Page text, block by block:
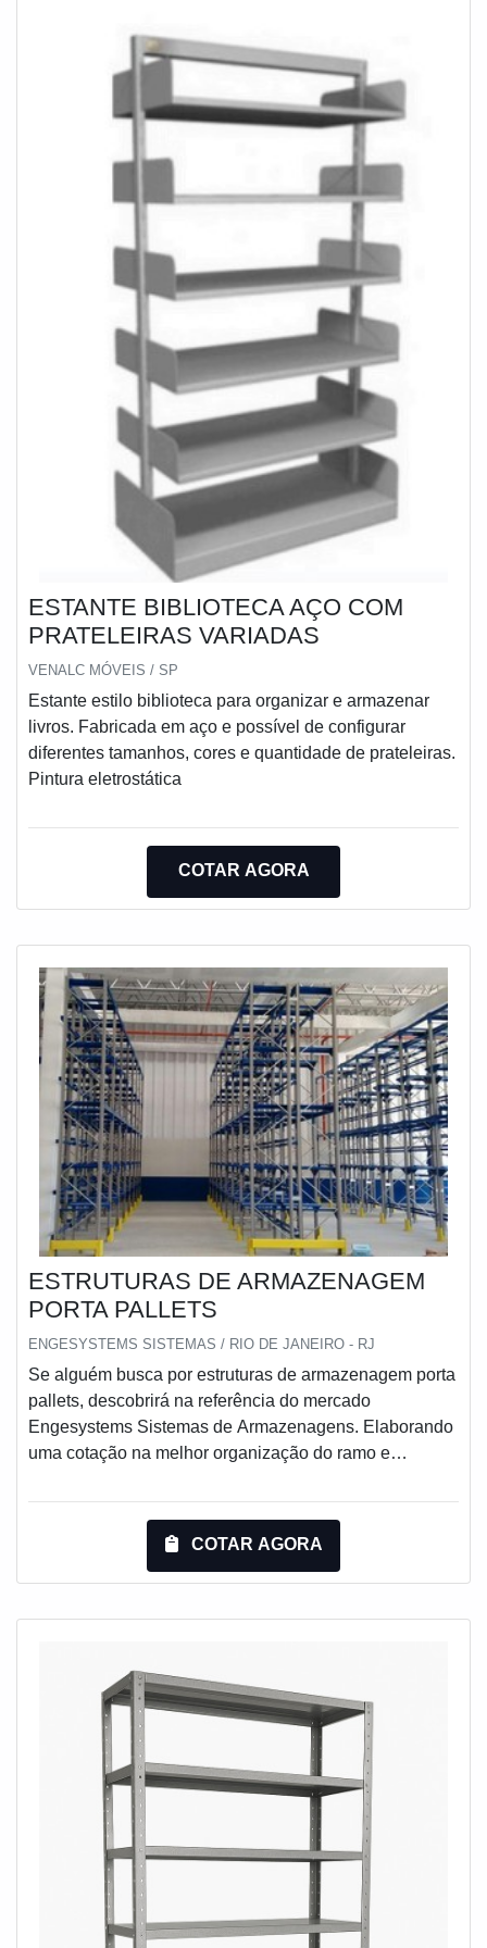
com ótima qualidade e assertividade.Garantimos a
satisfação dos clientes através de um atendimento
singular, por meio de profissionais treinados e
altamente qualificados. A Engesystems Sistemas de
Armazenagens é uma empresa que tem despontado no
segmento por toda seriedade e qualidade, o que
comprova sua essência de trazer o melhor aos clientes
ESTANTE BIBLIOTECA AÇO COM
PRATELEIRAS VARIADAS
VENALC MÓVEIS / SP
Estante estilo biblioteca para organizar e armazenar
livros. Fabricada em aço e possível de configurar
diferentes tamanhos, cores e quantidade de prateleiras.
Pintura eletrostática
COTAR AGORA
ESTRUTURAS DE ARMAZENAGEM
PORTA PALLETS
ENGESYSTEMS SISTEMAS / RIO DE JANEIRO - RJ
Se alguém busca por estruturas de armazenagem porta
pallets, descobrirá na referência do mercado
Engesystems Sistemas de Armazenagens. Elaborando
uma cotação na melhor organização do ramo e
assertiva.MAIS SOBRE AS ESTRUTURAS DE
ARMAZENAGEM PORTA PALLETSQuem quer
encontrar estruturas de armazenagem porta pallets em
uma empresa responsável, encontra na internet a
ainda sobre as estruturas de armazenagem porta
pallets, na essência da empresa, a mesma deve prezar
pelos produtos e serviços com ótima qualidade e
assertividade, pequenos detalhes, mas de grande valia
para saber a procedência e seriedade da empresa.É
importante lembrar que o produto deve ser adquirido
com empresas especializadas. Esse tipo de cuidado
ajuda a garantir a qualidade e durabilidade dos
materiais, além de evitar prejuízos com substituições
frequentes de produtos que não cumprem com suas
COTAR AGORA